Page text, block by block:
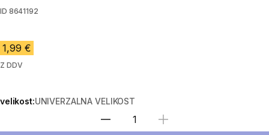
ID 8641192
1,99 €
Z DDV
velikost:UNIVERZALNA VELIKOST
Izberite količino